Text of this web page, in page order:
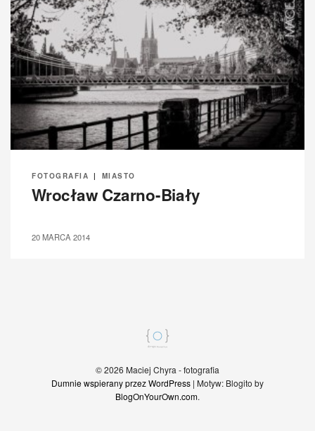
FOTOGRAFIA | MIASTO
Wrocław Czarno-Biały
20 MARCA 2014
© 2026 Maciej Chyra - fotografia
Dumnie wspierany przez WordPress | Motyw: Blogito by
BlogOnYourOwn.com.